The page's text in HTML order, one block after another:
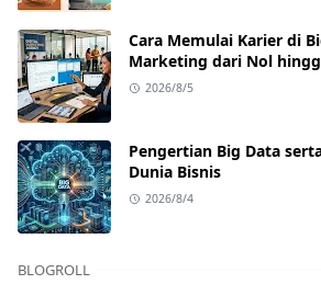
Cara Memulai Karier di
Marketing dari Nol
2026/8/5
Pengertian Big Data
Dunia Bisnis
2026/8/4
BLOGROLL